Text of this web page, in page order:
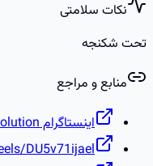
نکات سلامتی
تحت شکنجه
منابع و مراجع
اینستاگرام national_revolution:
DU5v71ijael/